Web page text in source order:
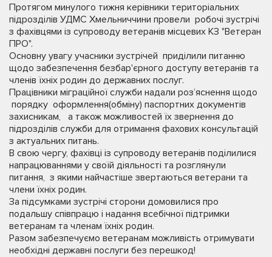
Протягом минулого тижня керівники територіальних
підрозділів УДМС Хмельниччини провели робочі зустрічі
з фахівцями із супроводу ветеранів місцевих КЗ "Ветеран
ПРО".
Основну увагу учасники зустрічей приділили питанню
щодо забезпечення безбар'єрного доступу ветеранів та
членів їхніх родин до державних послуг.
Працівники міграційної служби надали роз’яснення щодо
порядку оформлення(обміну) паспортних документів
захисникам, а також можливостей їх звернення до
підрозділів служби для отримання фахових консультацій
з актуальних питань.
В свою чергу, фахівці із супроводу ветеранів поділилися
напрацюваннями у своїй діяльності та розглянули
питання, з якими найчастіше звертаються ветерани та
члени їхніх родин.
За підсумками зустрічі сторони домовилися про
подальшу співпрацю і надання всебічної підтримки
ветеранам та членам їхніх родин.
Разом забезпечуємо ветеранам можливість отримувати
необхідні державні послуги без перешкод!